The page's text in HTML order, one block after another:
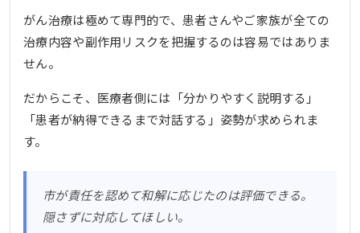
がん治療は極めて専門的で、患者さんやご家族が全ての
治療内容や副作用リスクを把握するのは容易ではありま
せん。
だからこそ、医療者側には「分かりやすく説明する」
「患者が納得できるまで対話する」姿勢が求められま
す。
市が責任を認めて和解に応じたのは評価できる。
隠さずに対応してほしい。